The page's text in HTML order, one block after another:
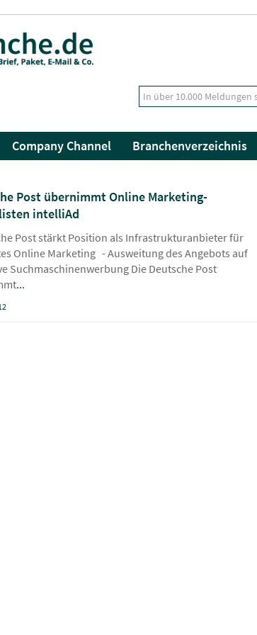
Company Channel Branchenverzeichnis
Post übernimmt Online Marketing-
intelliAd
Post stärkt Position als Infrastrukturanbieter für
Online Marketing - Ausweitung des Angebots auf
Suchmaschinenwerbung Die Deutsche Post
...